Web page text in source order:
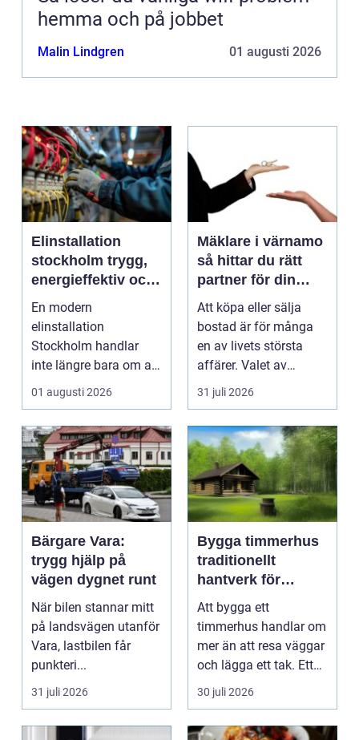
hemma och på jobbet
Malin Lindgren 01 augusti 2026
Elinstallation
stockholm trygg,
energieffektiv och
framtidssäker el i
företagslokaler
En modern
elinstallation
Stockholm handlar
inte längre bara om att
få belysning och uttag
på rätt pl...
01 augusti 2026
Mäklare i värnamo
så hittar du rätt
partner för din
bostadsaffär
Att köpa eller sälja
bostad är för många
en av livets största
affärer. Valet av
mäklare Värnamo
påve...
31 juli 2026
Bärgare Vara:
trygg hjälp på
vägen dygnet runt
När bilen stannar mitt
på landsvägen utanför
Vara, lastbilen får
punkteri...
31 juli 2026
Bygga timmerhus
traditionellt
hantverk för
moderna behov
Att bygga ett
timmerhus handlar om
mer än att resa väggar
och lägga ett tak. Ett
timmerhus är ett lå...
30 juli 2026